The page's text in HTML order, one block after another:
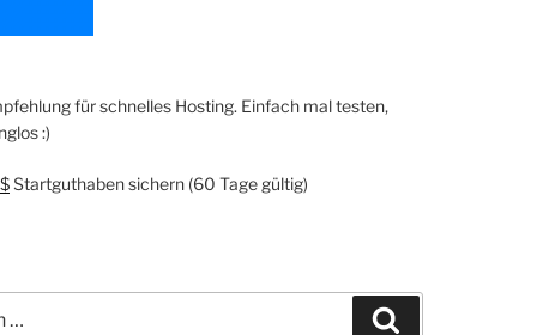
für schnelles Hosting. Einfach mal testen,
:)
Startguthaben sichern (60 Tage gültig)